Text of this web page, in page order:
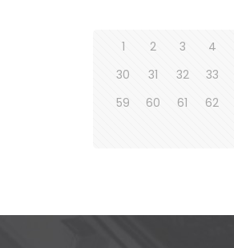
1 2 3 4
30
31 32 33
59
60 61 62